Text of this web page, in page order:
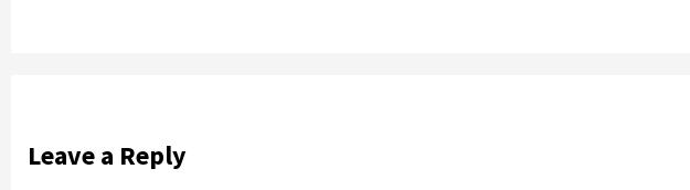
Leave a Reply